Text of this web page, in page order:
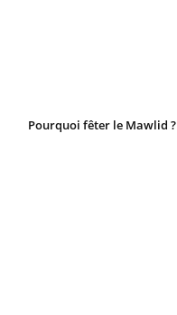
Pourquoi fêter le Mawlid ?